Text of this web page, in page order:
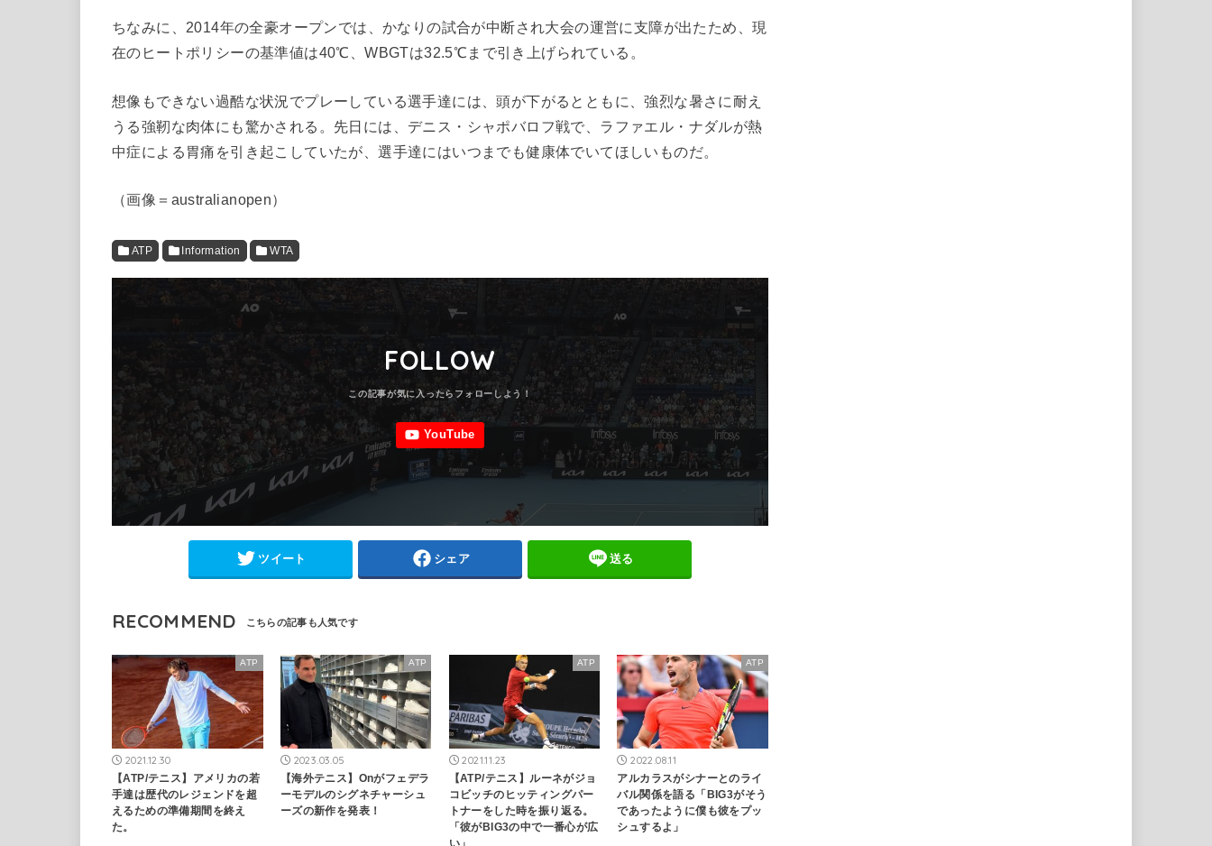
ちなみに、2014年の全豪オープンでは、かなりの試合が中断され大会の運営に支障が出たため、現
在のヒートポリシーの基準値は40℃、WBGTは32.5℃まで引き上げられている。
想像もできない過酷な状況でプレーしている選手達には、頭が下がるとともに、強烈な暑さに耐え
うる強靭な肉体にも驚かされる。先日には、デニス・シャポバロフ戦で、ラファエル・ナダルが熱
中症による胃痛を引き起こしていたが、選手達にはいつまでも健康体でいてほしいものだ。
（画像＝australianopen）
ATP Information WTA
FOLLOW
ツイート シェア 送る
RECOMMEND
ATP
2021.12.30
【ATP/テニス】アメリカの若
手達は歴代のレジェンドを超
えるための準備期間を終え
た。
ATP
2023.03.05
【海外テニス】Onがフェデラ
ーモデルのシグネチャーシュ
ーズの新作を発表！
ATP
2021.11.23
【ATP/テニス】ルーネがジョ
コビッチのヒッティングパー
トナーをした時を振り返る。
「彼がBIG3の中で一番心が広
ATP
2022.08.11
アルカラスがシナーとのライ
バル関係を語る「BIG3がそう
であったように僕も彼をプッ
シュするよ」